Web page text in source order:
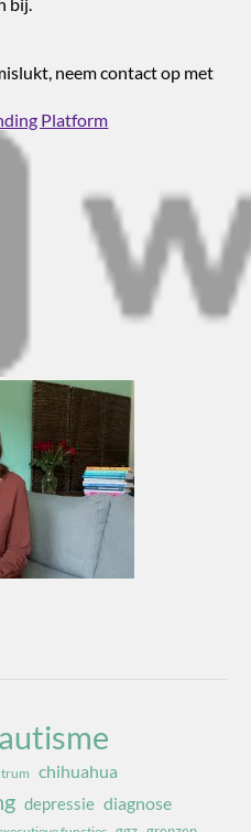
autisme
chihuahua
depressie diagnose